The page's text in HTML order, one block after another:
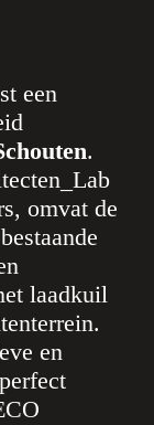
een
.
omvat de
laadkuil
en